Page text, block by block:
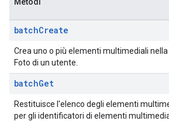
batchCreate
Crea uno o più elementi multimediali
Foto di un utente.
batchGet
Restituisce l'elenco degli elementi
per gli identificatori di elementi